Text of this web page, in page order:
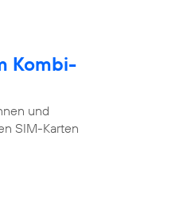
Kombi-
und
SIM-Karten